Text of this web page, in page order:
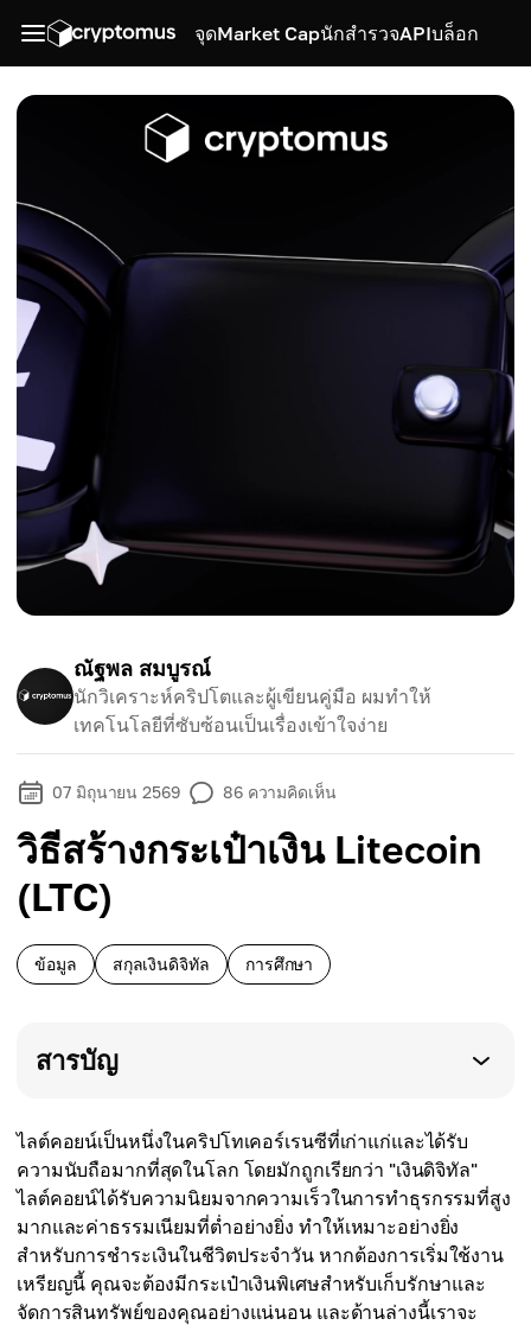
จุดMarket CapนักสำรวจAPIบล็อก
ณัฐพล สมบูรณ์
นักวิเคราะห์คริปโตและผู้เขียนคู่มือ ผมทำให้
เทคโนโลยีที่ซับซ้อนเป็นเรื่องเข้าใจง่าย
07 มิถุนายน 2569 86 ความคิดเห็น
วิธีสร้างกระเป๋าเงิน Litecoin
(LTC)
ข้อมูล สกุลเงินดิจิทัล การศึกษา
สารบัญ
ไลต์คอยน์เป็นหนึ่งในคริปโทเคอร์เรนซีที่เก่าแก่และได้รับ
ความนับถือมากที่สุดในโลก โดยมักถูกเรียกว่า "เงินดิจิทัล"
ไลต์คอยน์ได้รับความนิยมจากความเร็วในการทำธุรกรรมที่สูง
มากและค่าธรรมเนียมที่ต่ำอย่างยิ่ง ทำให้เหมาะอย่างยิ่ง
สำหรับการชำระเงินในชีวิตประจำวัน หากต้องการเริ่มใช้งาน
เหรียญนี้ คุณจะต้องมีกระเป๋าเงินพิเศษสำหรับเก็บรักษาและ
จัดการสินทรัพย์ของคุณอย่างแน่นอน และด้านล่างนี้เราจะ